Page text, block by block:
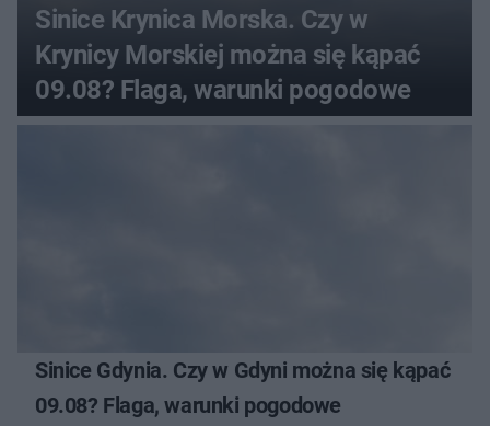
Sinice Krynica Morska. Czy w
Krynicy Morskiej można się kąpać
09.08? Flaga, warunki pogodowe
Sinice Gdynia. Czy w Gdyni można się kąpać
09.08? Flaga, warunki pogodowe